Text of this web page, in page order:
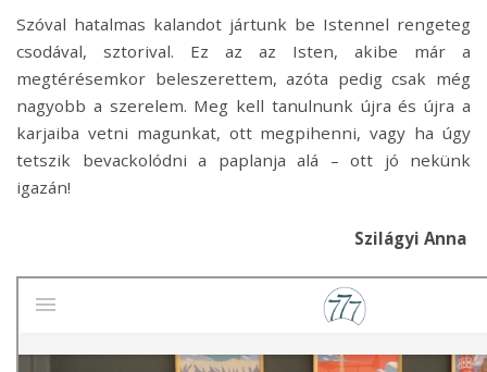
Szóval hatalmas kalandot jártunk be Istennel rengeteg
csodával, sztorival. Ez az az Isten, akibe már a
megtérésemkor beleszerettem, azóta pedig csak még
nagyobb a szerelem. Meg kell tanulnunk újra és újra a
karjaiba vetni magunkat, ott megpihenni, vagy ha úgy
tetszik bevackolódni a paplanja alá – ott jó nekünk
igazán!
Szilágyi Anna